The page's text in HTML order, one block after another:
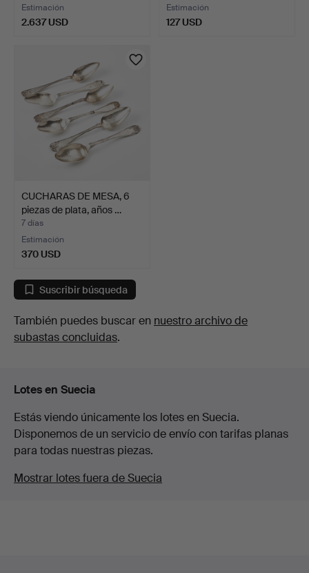
Estimación
2.637 USD
Estimación
127 USD
CUCHARAS DE MESA, 6
piezas de plata, años …
7 días
Estimación
370 USD
Suscribir búsqueda
También puedes buscar en nuestro archivo de
subastas concluidas.
Lotes en Suecia
Estás viendo únicamente los lotes en Suecia.
Disponemos de un servicio de envío con tarifas planas
para todas nuestras piezas.
Mostrar lotes fuera de Suecia